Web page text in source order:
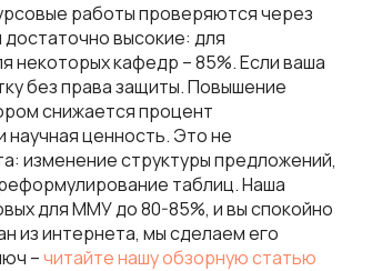
работы проверяются через
достаточно высокие: для
некоторых кафедр – 85%. Если ваша
без права защиты. Повышение
снижается процент
научная ценность. Это не
изменение структуры предложений,
таблиц. Наша
для ММУ до 80-85%, и вы спокойно
из интернета, мы сделаем его
–читайте нашу обзорную статью